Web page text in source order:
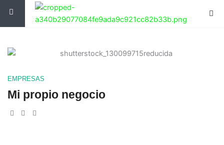
contenido
EMPRESAS
Mi propio negocio